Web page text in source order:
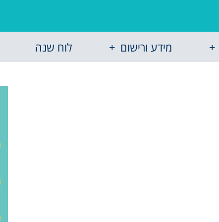
מידע ורישום לוח שנה